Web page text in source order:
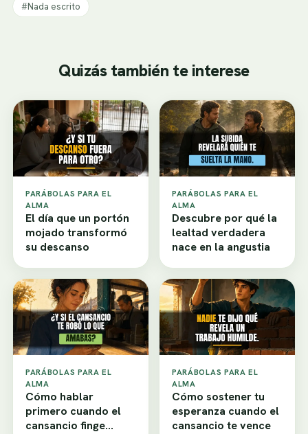
#Nada escrito
Quizás también te interese
PARÁBOLAS PARA EL
ALMA
El día que un portón
mojado transformó
su descanso
PARÁBOLAS PARA EL
ALMA
Descubre por qué la
lealtad verdadera
nace en la angustia
PARÁBOLAS PARA EL
ALMA
Cómo hablar
primero cuando el
cansancio finge
PARÁBOLAS PARA EL
ALMA
Cómo sostener tu
esperanza cuando el
cansancio te vence